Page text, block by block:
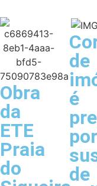
Obra
da
ETE
Praia
do
de
é
por
de